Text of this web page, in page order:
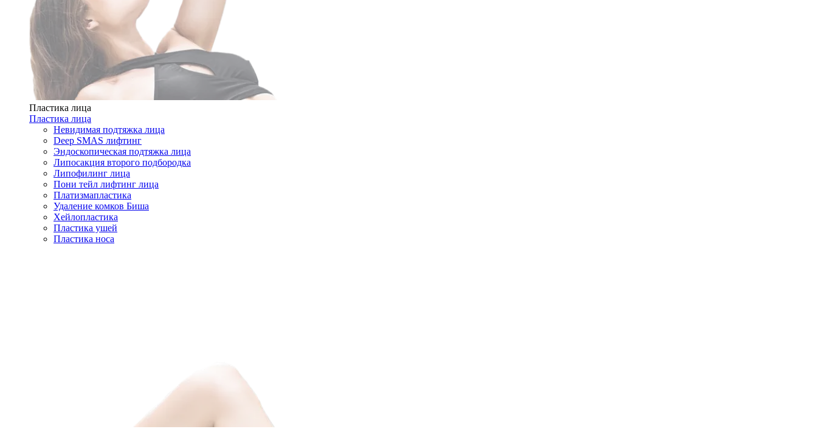
Пластика лица
Пластика лица
Невидимая подтяжка лица
Deep SMAS лифтинг
Эндоскопическая подтяжка лица
Липосакция второго подбородка
Липофилинг лица
Пони тейл лифтинг лица
Платизмапластика
Удаление комков Биша
Хейлопластика
Пластика ушей
Пластика носа